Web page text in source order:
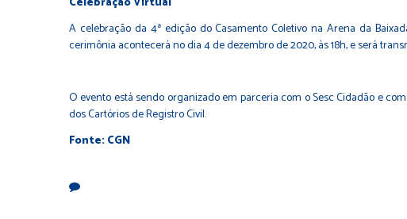
A celebração da 4ª edição do Casamento Coletivo na Arena da
cerimônia acontecerá no dia 4 de dezembro de 2020, às 18h, e será
O evento está sendo organizado em parceria com o Sesc Cidadão e
dos Cartórios de Registro Civil.
Fonte: CGN